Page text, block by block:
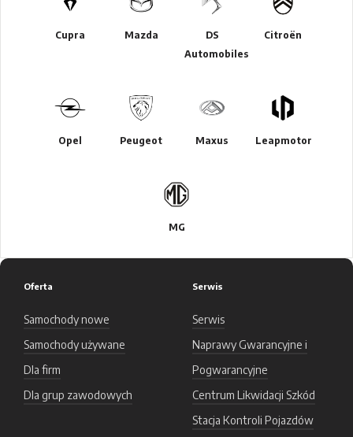
Cupra Mazda
DS
Automobiles
Citroën
Opel Peugeot Maxus Leapmotor
MG
Oferta
Samochody nowe
Samochody używane
Dla firm
Dla grup zawodowych
Serwis
Serwis
Naprawy Gwarancyjne i
Pogwarancyjne
Centrum Likwidacji Szkód
Stacja Kontroli Pojazdów